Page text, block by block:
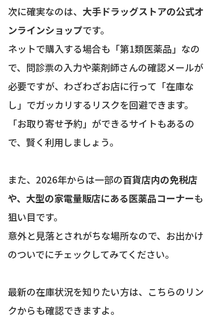
次に確実なのは、 大手ドラッグストアの公式オ
ンラインショップです。
ネットで購入する場合も「第1類医薬品」なの
で、問診票の入力や薬剤師さんの確認メールが
必要ですが、わざわざお店に行って「在庫な
し」でガッカリするリスクを回避できます。
「お取り寄せ予約」ができるサイトもあるの
で、賢く利用しましょう。
また、2026年からは一部の百貨店内の免税店
や、大型の家電量販店にある医薬品コーナーも
狙い目です。
意外と見落とされがちな場所なので、お出かけ
のついでにチェックしてみてください。
最新の在庫状況を知りたい方は、こちらのリン
クからも確認できますよ。